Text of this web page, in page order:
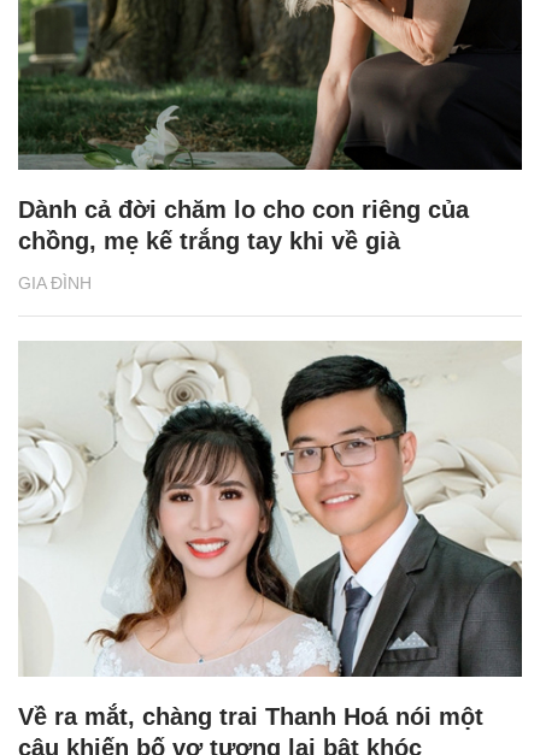
GIA ĐÌNH
Dành cả đời chăm lo cho con riêng của
chồng, mẹ kế trắng tay khi về già
Về ra mắt, chàng trai Thanh Hoá nói một
câu khiến bố vợ tương lai bật khóc